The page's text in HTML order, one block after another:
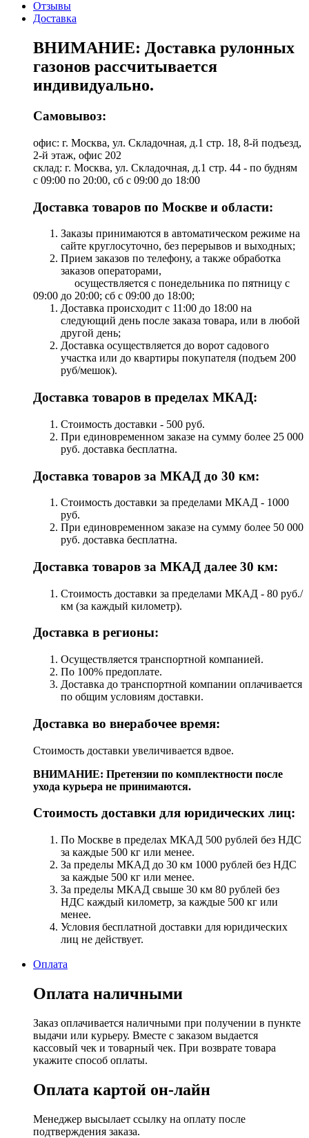
Отзывы
Доставка
ВНИМАНИЕ: Доставка рулонных
газонов рассчитывается
индивидуально.
Самовывоз:
офис: г. Москва, ул. Складочная, д.1 стр. 18, 8-й подъезд,
2-й этаж, офис 202
склад: г. Москва, ул. Складочная, д.1 стр. 44 - по будням
с 09:00 по 20:00, сб с 09:00 до 18:00
Доставка товаров по Москве и области:
Заказы принимаются в автоматическом режиме на
сайте круглосуточно, без перерывов и выходных;
Прием заказов по телефону, а также обработка
заказов операторами,
осуществляется с понедельника по пятницу с
09:00 до 20:00; сб с 09:00 до 18:00;
Доставка происходит с 11:00 до 18:00 на
следующий день после заказа товара, или в любой
другой день;
Доставка осуществляется до ворот садового
участка или до квартиры покупателя (подъем 200
руб/мешок).
Доставка товаров в пределах МКАД:
Стоимость доставки - 500 руб.
При единовременном заказе на сумму более 25 000
руб. доставка бесплатна.
Доставка товаров за МКАД до 30 км:
Стоимость доставки за пределами МКАД - 1000
руб.
При единовременном заказе на сумму более 50 000
руб. доставка бесплатна.
Доставка товаров за МКАД далее 30 км:
Стоимость доставки за пределами МКАД - 80 руб./
км (за каждый километр).
Доставка в регионы:
Осуществляется транспортной компанией.
По 100% предоплате.
Доставка до транспортной компании оплачивается
по общим условиям доставки.
Доставка во внерабочее время:
Стоимость доставки увеличивается вдвое.
ВНИМАНИЕ: Претензии по комплектности после
ухода курьера не принимаются.
Стоимость доставки для юридических лиц:
По Москве в пределах МКАД 500 рублей без НДС
за каждые 500 кг или менее.
За пределы МКАД до 30 км 1000 рублей без НДС
за каждые 500 кг или менее.
За пределы МКАД свыше 30 км 80 рублей без
НДС каждый километр, за каждые 500 кг или
менее.
Условия бесплатной доставки для юридических
лиц не действует.
Оплата
Оплата наличными
Заказ оплачивается наличными при получении в пункте
выдачи или курьеру. Вместе с заказом выдается
кассовый чек и товарный чек. При возврате товара
укажите способ оплаты.
Оплата картой он-лайн
Менеджер высылает ссылку на оплату после
подтверждения заказа.